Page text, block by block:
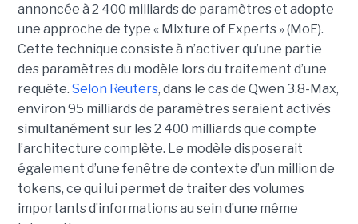
annoncée à 2 400 milliards de paramètres et adopte
une approche de type « Mixture of Experts » (MoE).
Cette technique consiste à n’activer qu’une partie
des paramètres du modèle lors du traitement d’une
requête. Selon Reuters, dans le cas de Qwen 3.8-Max,
environ 95 milliards de paramètres seraient activés
simultanément sur les 2 400 milliards que compte
l’architecture complète. Le modèle disposerait
également d’une fenêtre de contexte d’un million de
tokens, ce qui lui permet de traiter des volumes
importants d’informations au sein d’une même